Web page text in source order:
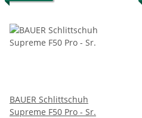
BAUER Schlittschuh
Supreme F50 Pro - Sr.